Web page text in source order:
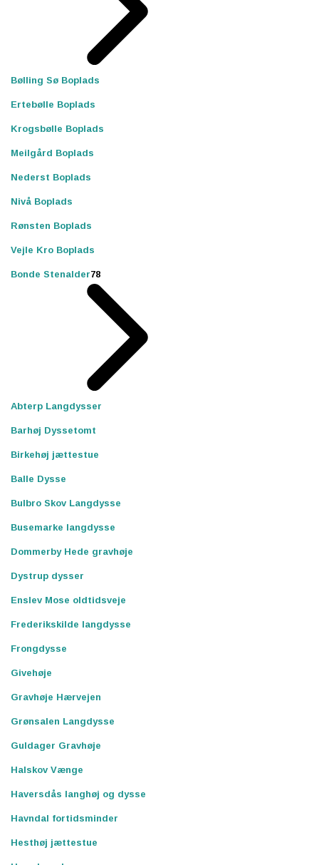
Bølling Sø Boplads
Ertebølle Boplads
Krogsbølle Boplads
Meilgård Boplads
Nederst Boplads
Nivå Boplads
Rønsten Boplads
Vejle Kro Boplads
Bonde Stenalder78
Abterp Langdysser
Barhøj Dyssetomt
Birkehøj jættestue
Balle Dysse
Bulbro Skov Langdysse
Busemarke langdysse
Dommerby Hede gravhøje
Dystrup dysser
Enslev Mose oldtidsveje
Frederikskilde langdysse
Frongdysse
Givehøje
Gravhøje Hærvejen
Grønsalen Langdysse
Guldager Gravhøje
Halskov Vænge
Haversdås langhøj og dysse
Havndal fortidsminder
Hesthøj jættestue